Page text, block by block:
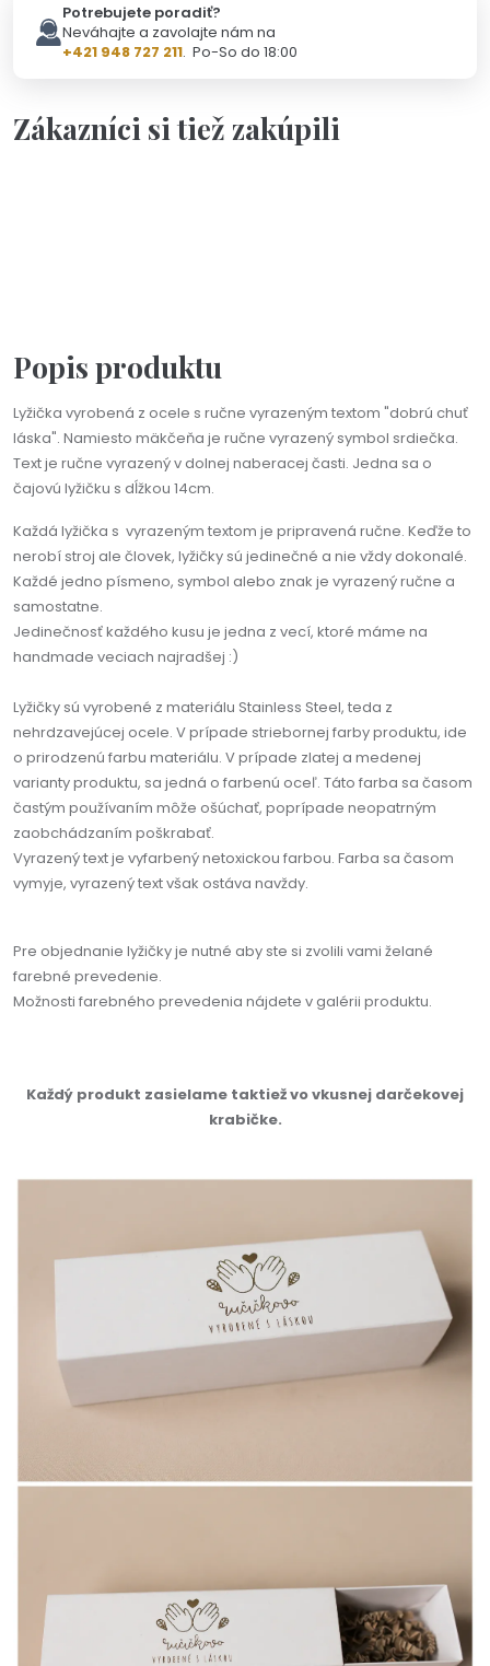
Potrebujete poradiť?
Neváhajte a zavolajte nám na
+421 948 727 211. Po-So do 18:00
Zákazníci si tiež zakúpili
Popis produktu
Lyžička vyrobená z ocele s ručne vyrazeným textom "dobrú chuť
láska". Namiesto mäkčeňa je ručne vyrazený symbol srdiečka.
Text je ručne vyrazený v dolnej naberacej časti. Jedna sa o
čajovú lyžičku s dĺžkou 14cm.
Každá lyžička s vyrazeným textom je pripravená ručne. Keďže to
nerobí stroj ale človek, lyžičky sú jedinečné a nie vždy dokonalé.
Každé jedno písmeno, symbol alebo znak je vyrazený ručne a
samostatne.
Jedinečnosť každého kusu je jedna z vecí, ktoré máme na
handmade veciach najradšej :)
Lyžičky sú vyrobené z materiálu Stainless Steel, teda z
nehrdzavejúcej ocele. V prípade striebornej farby produktu, ide
o prirodzenú farbu materiálu. V prípade zlatej a medenej
varianty produktu, sa jedná o farbenú oceľ. Táto farba sa časom
častým používaním môže ošúchať, poprípade neopatrným
zaobchádzaním poškrabať.
Vyrazený text je vyfarbený netoxickou farbou. Farba sa časom
vymyje, vyrazený text však ostáva navždy.
Pre objednanie lyžičky je nutné aby ste si zvolili vami želané
farebné prevedenie.
Možnosti farebného prevedenia nájdete v galérii produktu.
Každý produkt zasielame taktiež vo vkusnej darčekovej
krabičke.